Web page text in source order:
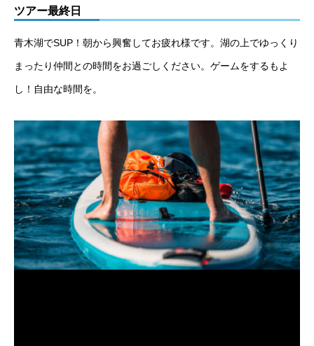
ツアー最終日
青木湖でSUP！朝から興奮してお疲れ様です。湖の上でゆっくり
まったり仲間との時間をお過ごしください。ゲームをするもよ
し！自由な時間を。